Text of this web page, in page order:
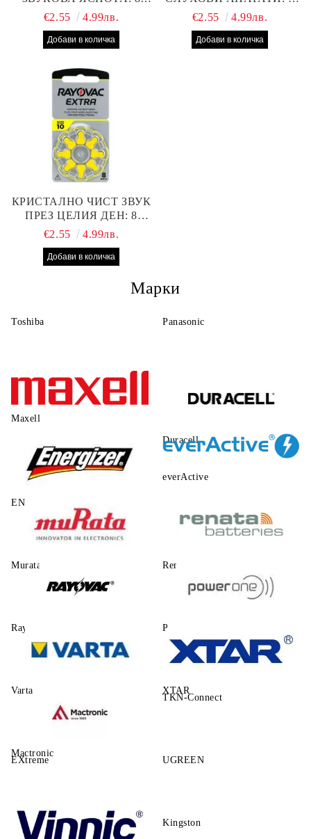
БРОЯ RAYOVAC EXTRA
СЛУХОВ АПАРАТ С
€2.55 4.99лв.
БРОЯ RAYOVAC EXTRA
ПРОИЗВОДИТЕЛНОСТ
€2.55 4.99лв.
КРИСТАЛНО ЧИСТ ЗВУК
ПРЕЗ ЦЕЛИЯ ДЕН: 8
БРОЯ RAYOVAC EXTRA
АПАРАТ
€2.55 4.99лв.
Марки
Toshiba Panasonic
Maxell
Duracell
ENERGIZER
everActive
Murata Renata
Rayovac Power One
Varta XTAR
Mactronic
TKN-Connect
EXtreme UGREEN
Kingston